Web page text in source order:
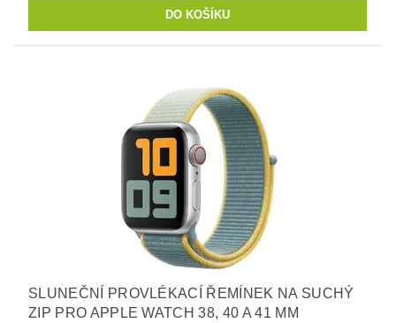
SLUNEČNÍ PROVLÉKACÍ ŘEMÍNEK NA SUCHÝ
ZIP PRO APPLE WATCH 38, 40 A 41 MM